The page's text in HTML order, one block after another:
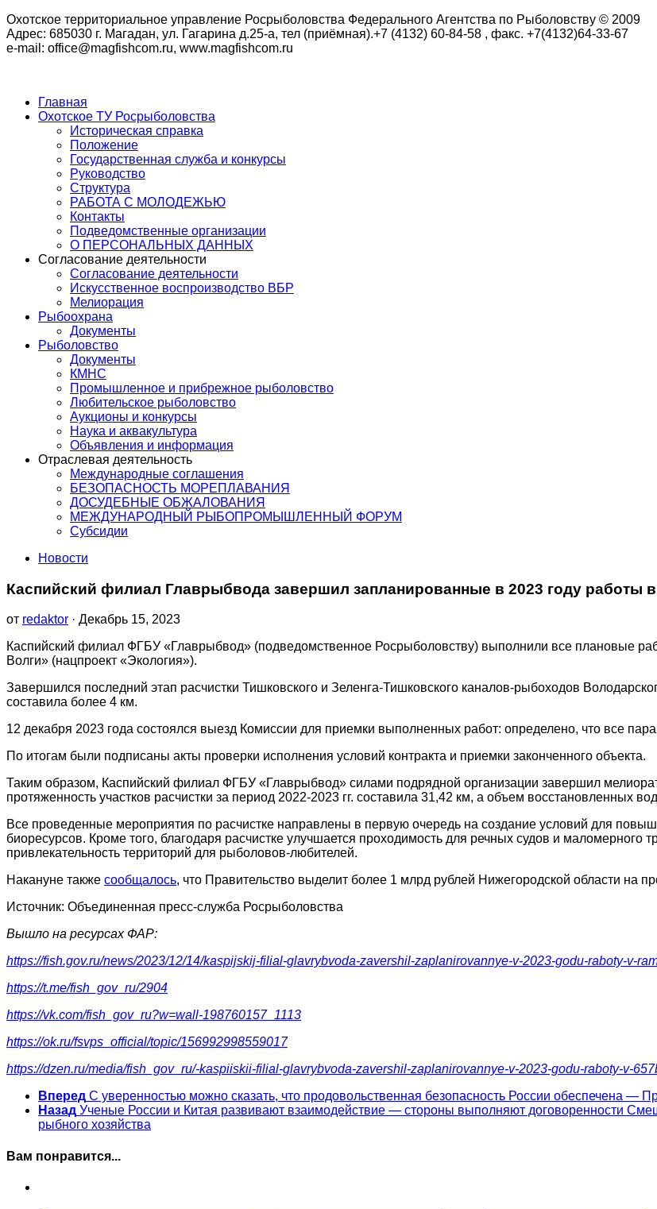
Охотское территориальное управление Росрыболовства Федерального Агентства по Рыболовству © 2009
Адрес: 685030 г. Магадан, ул. Гагарина д.25-а, тел (приёмная).+7 (4132) 60-84-58 , факс. +7(4132)64-33-67
e-mail: office@magfishcom.ru, www.magfishcom.ru
Главная
Охотское ТУ Росрыболовства
Историческая справка
Положение
Государственная служба и конкурсы
Руководство
Структура
РАБОТА С МОЛОДЕЖЬЮ
Контакты
Подведомственные организации
О ПЕРСОНАЛЬНЫХ ДАННЫХ
Согласование деятельности
Согласование деятельности
Искусственное воспроизводство ВБР
Мелиорация
Рыбоохрана
Документы
Рыболовство
Документы
КМНС
Промышленное и прибрежное рыболовство
Любительское рыболовство
Аукционы и конкурсы
Наука и аквакультура
Объявления и информация
Отраслевая деятельность
Международные соглашения
БЕЗОПАСНОСТЬ МОРЕПЛАВАНИЯ
ДОСУДЕБНЫЕ ОБЖАЛОВАНИЯ
МЕЖДУНАРОДНЫЙ РЫБОПРОМЫШЛЕННЫЙ ФОРУМ
Субсидии
Новости
Каспийский филиал Главрыбвода завершил запланированные в 2023 году работы
от redaktor · Декабрь 15, 2023
Каспийский филиал ФГБУ «Главрыбвод» (подведомственное Росрыболовству) выполнили все плановые
Волги» (нацпроект «Экология»).
Завершился последний этап расчистки Тишковского и Зеленга-Тишковского каналов-рыбоходов
составила более 4 км.
12 декабря 2023 года состоялся выезд Комиссии для приемки выполненных работ: определено, что все
По итогам были подписаны акты проверки исполнения условий контракта и приемки законченного объекта.
Таким образом, Каспийский филиал ФГБУ «Главрыбвод» силами подрядной организации завершил
протяженность участков расчистки за период 2022-2023 гг. составила 31,42 км, а объем восстановленных
Все проведенные мероприятия по расчистке направлены в первую очередь на создание условий для
биоресурсов. Кроме того, благодаря расчистке улучшается проходимость для речных судов и маломерного
привлекательность территорий для рыболовов-любителей.
Накануне также сообщалось, что Правительство выделит более 1 млрд рублей Нижегородской области на
Источник: Объединенная пресс-служба Росрыболовства
Вышло на ресурсах ФАР:
https://fish.gov.ru/news/2023/12/14/kaspijskij-filial-glavrybvoda-zavershil-zaplanirovannye-v-2023-godu-raboty-v-
https://t.me/fish_gov_ru/2904
https://vk.com/fish_gov_ru?w=wall-198760157_1113
https://ok.ru/fsvps_official/topic/156992998559017
https://dzen.ru/media/fish_gov_ru/-kaspiiskii-filial-glavrybvoda-zavershil-zaplanirovannye-v-2023-godu-raboty-v-
Вперед С уверенностью можно сказать, что продовольственная безопасность России обеспечена —
Назад Ученые России и Китая развивают взаимодействие — стороны выполняют договоренности
рыбного хозяйства
Вам понравится...